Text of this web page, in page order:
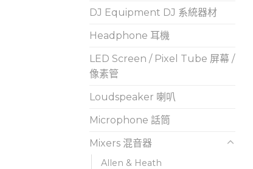
DJ Equipment DJ 系統器材
Headphone 耳機
LED Screen / Pixel Tube 屏幕 /
像素管
Loudspeaker 喇叭
Microphone 話筒
Mixers 混音器
Allen & Heath